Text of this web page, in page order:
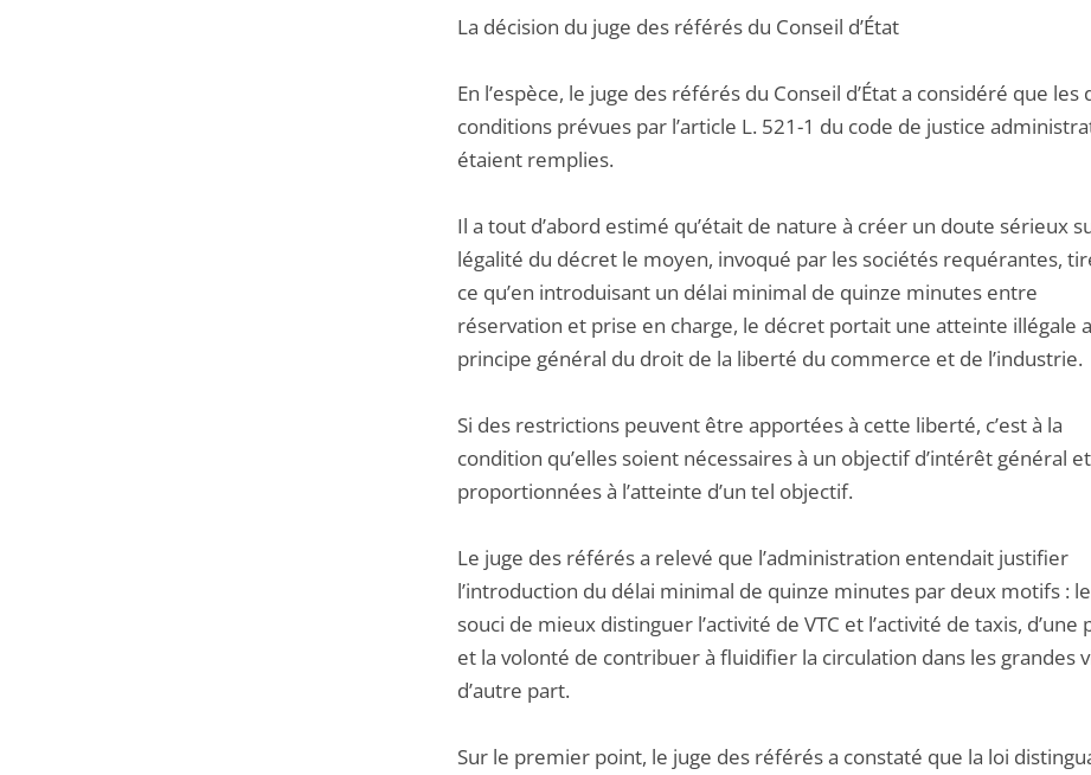
La décision du juge des référés du Conseil d’État
En l’espèce, le juge des référés du Conseil d’État a considéré que les
conditions prévues par l’article L. 521-1 du code de justice
étaient remplies.
Il a tout d’abord estimé qu’était de nature à créer un doute sérieux
légalité du décret le moyen, invoqué par les sociétés requérantes,
ce qu’en introduisant un délai minimal de quinze minutes entre
réservation et prise en charge, le décret portait une atteinte illégale
principe général du droit de la liberté du commerce et de l’industrie.
Si des restrictions peuvent être apportées à cette liberté, c’est à la
condition qu’elles soient nécessaires à un objectif d’intérêt général et
proportionnées à l’atteinte d’un tel objectif.
Le juge des référés a relevé que l’administration entendait justifier
l’introduction du délai minimal de quinze minutes par deux motifs : le
souci de mieux distinguer l’activité de VTC et l’activité de taxis, d’une
et la volonté de contribuer à fluidifier la circulation dans les grandes
d’autre part.
Sur le premier point, le juge des référés a constaté que la loi